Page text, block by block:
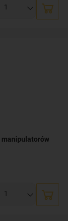
S
manipulatorów